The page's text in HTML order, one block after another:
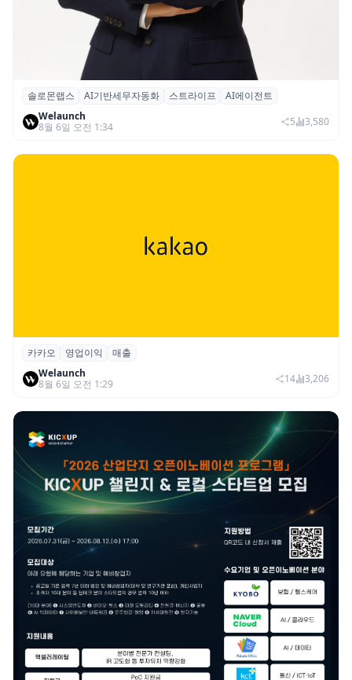
솔로몬랩스, 스트라이프 출신 이창헌 영입…
절세 전략 AI 에이전트 개발 본격화
솔로몬랩스 AI기반세무자동화 스트라이프
AI에이전트
Welaunch
8월 6일 오전 1:34
5 3,580
카카오, 2026년 2분기 매출 2조985억·영업
이익 2770억…역대 분기 최대
카카오 영업이익
매출
Welaunch
8월 6일 오전 1:29
14 3,206